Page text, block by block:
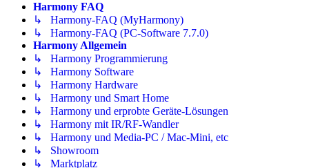
Harmony FAQ
↳ Harmony-FAQ (MyHarmony)
↳ Harmony-FAQ (PC-Software 7.7.0)
Harmony Allgemein
↳ Harmony Programmierung
↳ Harmony Software
↳ Harmony Hardware
↳ Harmony und Smart Home
↳ Harmony und erprobte Geräte-Lösungen
↳ Harmony mit IR/RF-Wandler
↳ Harmony und Media-PC / Mac-Mini, etc
↳ Showroom
↳ Marktplatz